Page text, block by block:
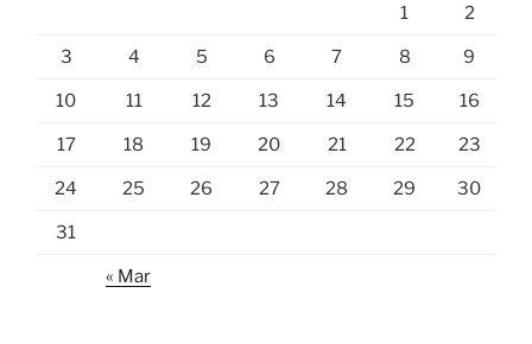
1 2
3 4 5 6 7 8 9
10 11 12 13 14 15 16
17 18 19 20 21 22 23
24 25 26 27 28 29 30
31
« Mar